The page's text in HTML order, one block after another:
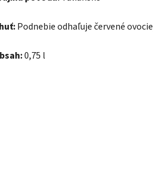
Podnebie odhaľuje červené
0,75 l